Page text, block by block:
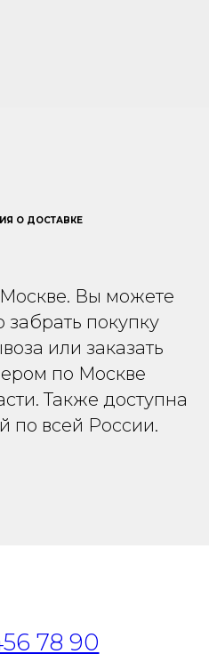
О ДОСТАВКЕ
Вы можете
забрать покупку
или заказать
по Москве
Также доступна
по всей России.
78 90